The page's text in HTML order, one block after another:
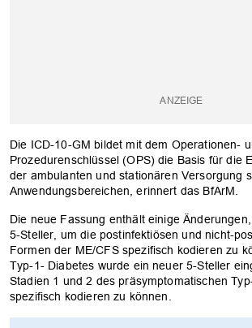
Die ICD-10-GM bildet mit dem Operationen-
Prozedurenschlüssel (OPS) die Basis für die
der ambulanten und stationären Versorgung
Anwendungsbereichen, erinnert das BfArM.
Die neue Fassung enthält einige
5-Steller, um die postinfektiösen und nicht-
Formen der ME/CFS spezifisch kodieren zu
Typ-1- Diabetes wurde ein neuer 5-Steller
Stadien 1 und 2 des präsymptomatischen
spezifisch kodieren zu können.